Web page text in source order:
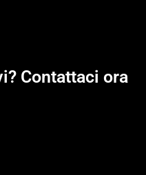
Contattaci ora